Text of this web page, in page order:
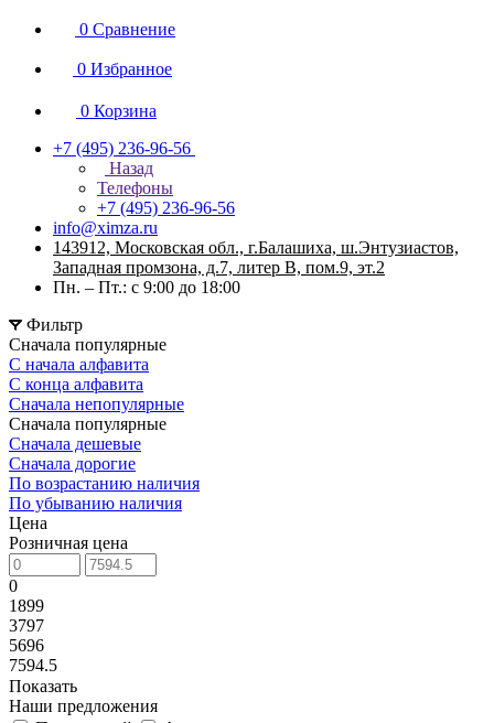
0 Сравнение
0 Избранное
0 Корзина
+7 (495) 236-96-56
Назад
Телефоны
+7 (495) 236-96-56
info@ximza.ru
143912, Московская обл., г.Балашиха, ш.Энтузиастов,
Западная промзона, д.7, литер В, пом.9, эт.2
Пн. – Пт.: с 9:00 до 18:00
Фильтр
Сначала популярные
С начала алфавита
С конца алфавита
Сначала непопулярные
Сначала популярные
Сначала дешевые
Сначала дорогие
По возрастанию наличия
По убыванию наличия
Цена
Розничная цена
0
1899
3797
5696
7594.5
Показать
Наши предложения